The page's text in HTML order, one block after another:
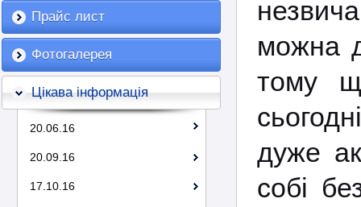
Прайс лист
Фотогалерея
Цікава інформація
20.06.16
20.09.16
17.10.16
можна
тому
дуже
собі